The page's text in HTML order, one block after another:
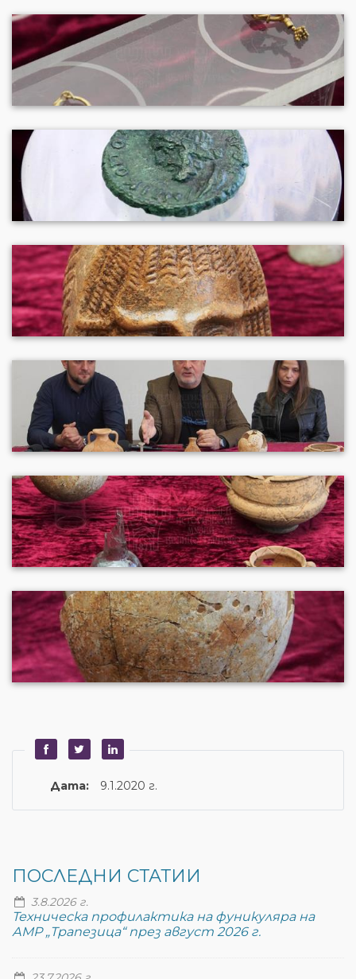
Дата: 9.1.2020 г.
ПОСЛЕДНИ СТАТИИ
3.8.2026 г.
Техническа профилактика на фуникуляра на
АМР „Трапезица“ през август 2026 г.